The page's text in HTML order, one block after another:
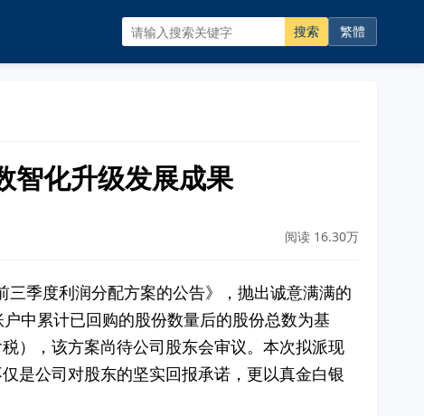
搜索 繁體
智化升级发展成果
阅读 16.30万
季度利润分配方案的公告》，抛出诚意满满的
中累计已回购的股份数量后的股份总数为基
），该方案尚待公司股东会审议。本次拟派现
是公司对股东的坚实回报承诺，更以真金白银